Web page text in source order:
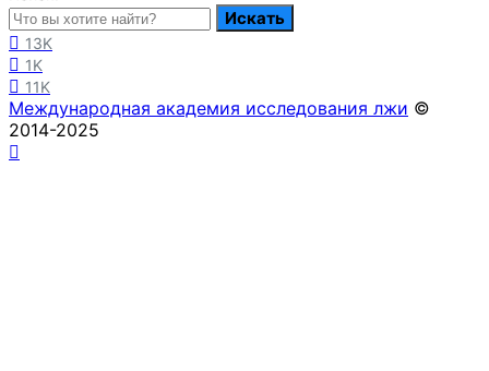
Искать
13K
1K
11K
Международная академия исследования лжи ©
2014-2025